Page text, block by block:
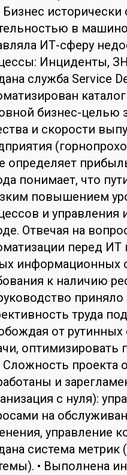
Бизнес исторически
в
ИТ-сферу
Инциденты,
служба Service
бизнес-целью
и скорости
определяет
понимает, что
повышением
и
Отвечая на
перед ИТ
информационных
к наличию
труда
от рутинных
Сложность проекта
и
с нуля):
на
управление
система метрик
• Выполнена